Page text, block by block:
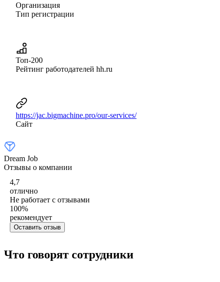
Организация
Тип регистрации
Топ-200
Рейтинг работодателей hh.ru
https://jac.bigmachine.pro/our-services/
Сайт
Dream Job
Отзывы о компании
4,7
отлично
Не работает с отзывами
100%
рекомендует
Оставить отзыв
Что говорят сотрудники